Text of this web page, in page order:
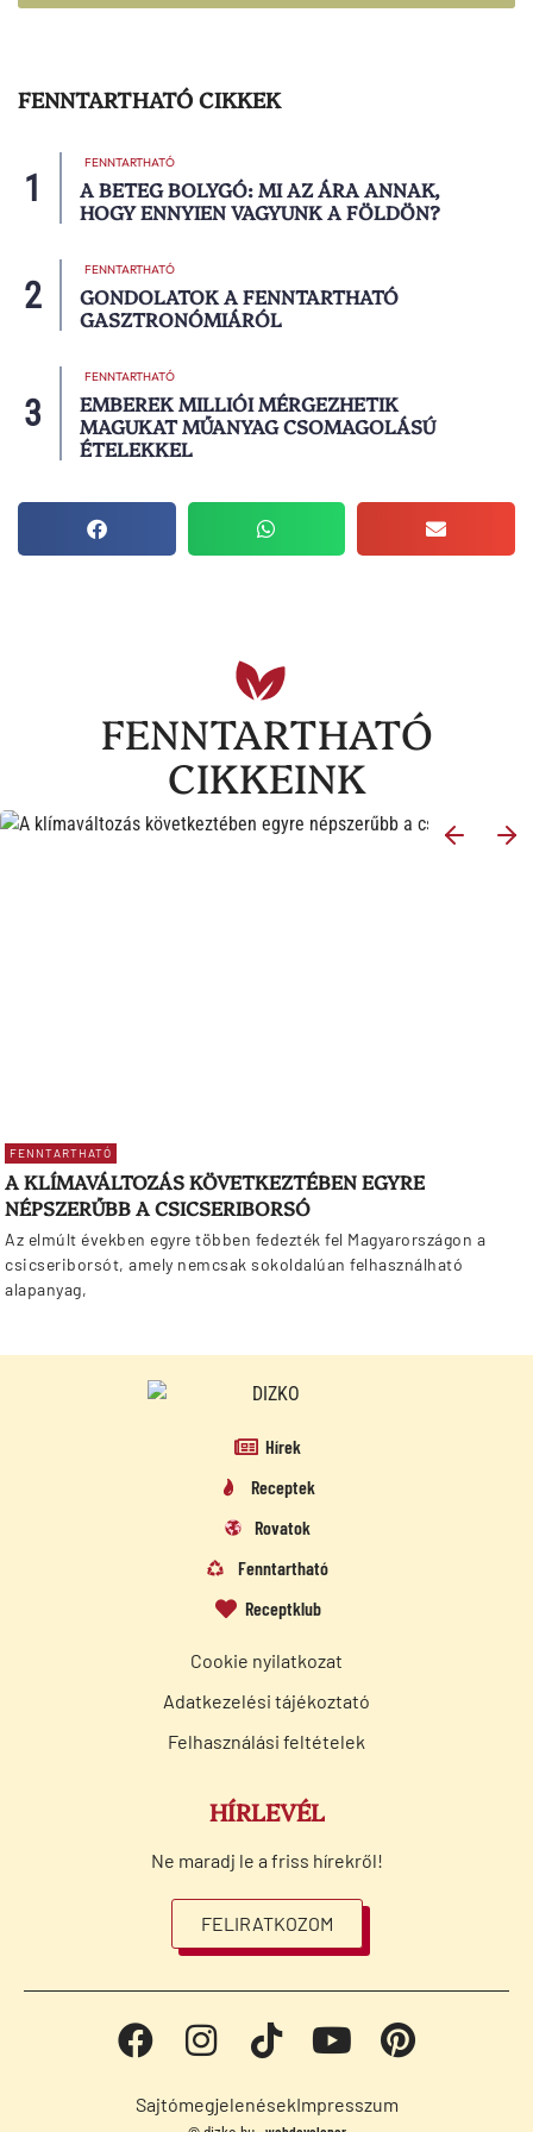
FENNTARTHATÓ CIKKEK
FENNTARTHATÓ
A BETEG BOLYGÓ: MI AZ ÁRA ANNAK,
HOGY ENNYIEN VAGYUNK A FÖLDÖN?
FENNTARTHATÓ
GONDOLATOK A FENNTARTHATÓ
GASZTRONÓMIÁRÓL
FENNTARTHATÓ
EMBEREK MILLIÓI MÉRGEZHETIK
MAGUKAT MŰANYAG CSOMAGOLÁSÚ
ÉTELEKKEL
FENNTARTHATÓ
CIKKEINK
FENNTARTHATÓ
A KLÍMAVÁLTOZÁS KÖVETKEZTÉBEN EGYRE
NÉPSZERŰBB A CSICSERIBORSÓ
Az elmúlt években egyre többen fedezték fel Magyarországon a
csicseriborsót, amely nemcsak sokoldalúan felhasználható
alapanyag,
Hírek
Receptek
Rovatok
Fenntartható
Receptklub
Cookie nyilatkozat
Adatkezelési tájékoztató
Felhasználási feltételek
HÍRLEVÉL
Ne maradj le a friss hírekről!
FELIRATKOZOM
SajtómegjelenésekImpresszum